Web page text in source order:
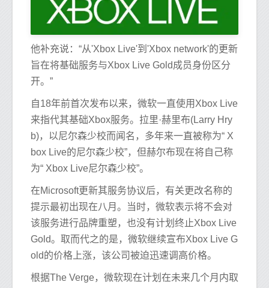
他补充说：“从'Xbox Live'到'Xbox network'的更新
旨在将基础服务与Xbox Live Gold成员身份区分
开。”
自18年前首次发布以来，微软一直使用Xbox Live
来指代其基础Xbox服务。拉里·赫里布(Larry Hry
b)，以尼尔森少校而闻名，多年来一直被称为“ X
box Live的尼尔森少校”，但赫尔布现在将自己称
为“ Xbox Live尼尔森少校”。
在Microsoft更新其服务协议后，有关更改名称的
提示最初出现在八月。当时，微软表示将不会对
该服务进行品牌重塑，也没有计划终止Xbox Live
Gold。取而代之的是，微软继续宣布Xbox Live G
old的价格上涨，该公司被迫迅速调高价格。
根据The Verge，微软现在计划在未来几个月内取